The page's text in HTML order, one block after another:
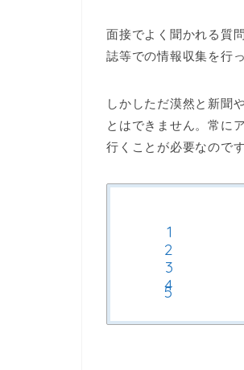
面接でよく聞かれる質
誌等での情報収集を行
しかしただ漠然と新聞
とはできません。常に
行くことが必要なのです